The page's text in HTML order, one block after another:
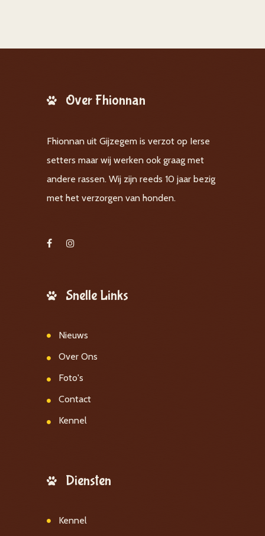
Over Fhionnan
Fhionnan uit Gijzegem is verzot op Ierse
setters maar wij werken ook graag met
andere rassen. Wij zijn reeds 10 jaar bezig
met het verzorgen van honden.
Snelle Links
Nieuws
Over Ons
Foto's
Contact
Kennel
Diensten
Kennel